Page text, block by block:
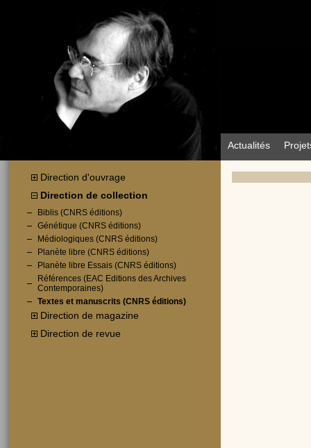
Actualités
Direction d'ouvrage
Direction de collection
Biblis (CNRS éditions)
Génétique (CNRS éditions)
Médiologiques (CNRS éditions)
Planète libre (CNRS éditions)
Planète libre Essais (CNRS éditions)
Références (EAC Editions des Archives
Contemporaines)
Textes et manuscrits (CNRS éditions)
Direction de magazine
Direction de revue